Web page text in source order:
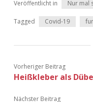
Veröffentlicht in Nur mal
Tagged Covid-19
Vorheriger Beitrag
Heißkleber als
Nächster Beitrag